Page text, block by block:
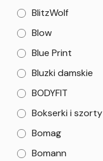
BlitzWolf
Blow
Blue Print
Bluzki damskie
BODYFIT
Bokserki i szorty
Bomag
Bomann